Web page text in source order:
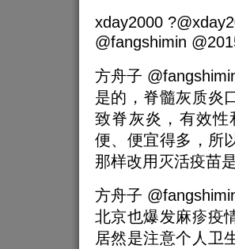
xday2000
@fangshimin
方舟子
是的，脊髓灰质炎
致脊灰炎，有效
便、便宜得多，所
那样改用灭活疫苗
方舟子
北京也爆发麻疹疫
居然是注意个人卫